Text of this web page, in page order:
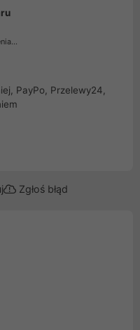
PayPo, Przelewy24,
Zgłoś błąd